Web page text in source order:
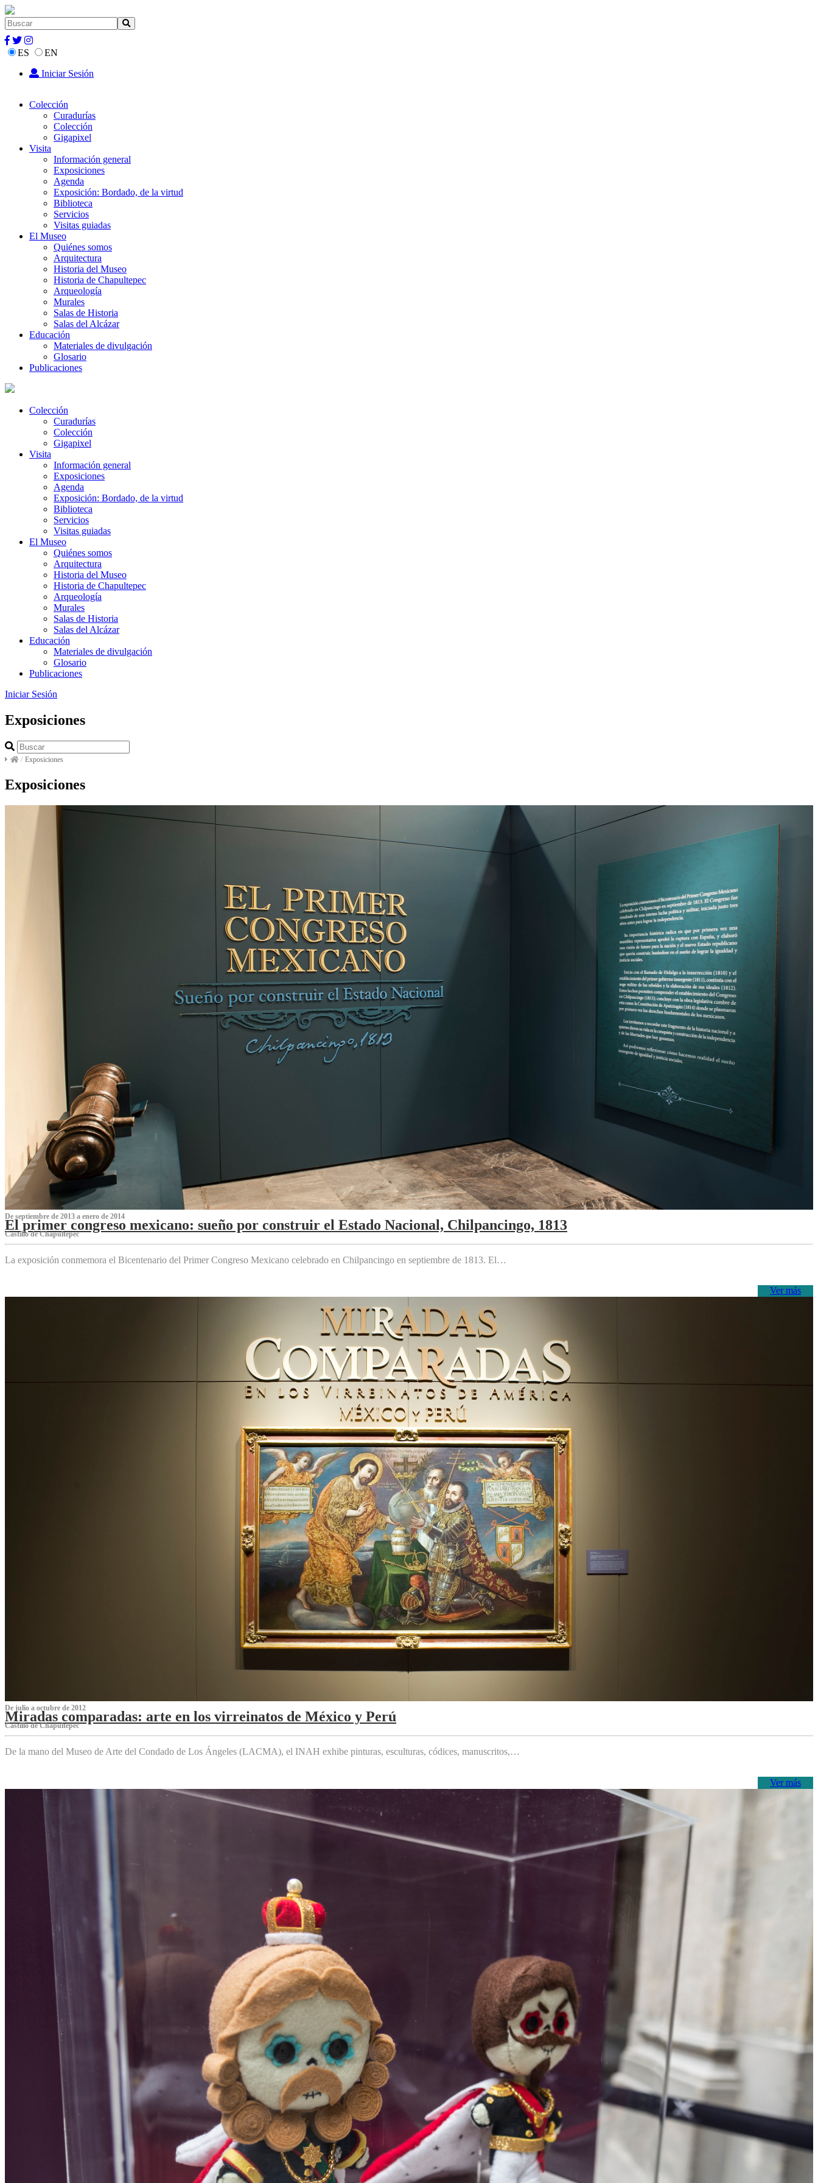
ES
EN
Iniciar Sesión
Colección
Curadurías
Colección
Gigapixel
Visita
Información general
Exposiciones
Agenda
Exposición: Bordado, de la virtud
Biblioteca
Servicios
Visitas guiadas
El Museo
Quiénes somos
Arquitectura
Historia del Museo
Historia de Chapultepec
Arqueología
Murales
Salas de Historia
Salas del Alcázar
Educación
Materiales de divulgación
Glosario
Publicaciones
Colección
Curadurías
Colección
Gigapixel
Visita
Información general
Exposiciones
Agenda
Exposición: Bordado, de la virtud
Biblioteca
Servicios
Visitas guiadas
El Museo
Quiénes somos
Arquitectura
Historia del Museo
Historia de Chapultepec
Arqueología
Murales
Salas de Historia
Salas del Alcázar
Educación
Materiales de divulgación
Glosario
Publicaciones
Iniciar Sesión
Exposiciones
/ Exposiciones
Exposiciones
De septiembre de 2013 a enero de 2014
El primer congreso mexicano: sueño por construir el Estado Nacional, Chilpancingo, 1813
Castillo de Chapultepec
La exposición conmemora el Bicentenario del Primer Congreso Mexicano celebrado en Chilpancingo en septiembre de 1813. El…
Ver más
De julio a octubre de 2012
Miradas comparadas: arte en los virreinatos de México y Perú
Castillo de Chapultepec
De la mano del Museo de Arte del Condado de Los Ángeles (LACMA), el INAH exhibe pinturas, esculturas, códices, manuscritos,…
Ver más